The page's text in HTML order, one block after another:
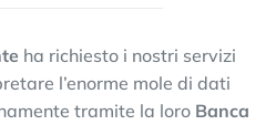
ha richiesto i nostri servizi
l’enorme mole di dati
tramite la loro Banca